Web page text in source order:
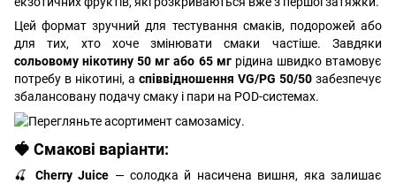
Цей формат зручний для тестування смаків, подорожей або
для тих, хто хоче змінювати смаки частіше. Завдяки
сольовому нікотину 50 мг або 65 мгрідина швидко втамовує
потребу в нікотині, а співвідношення VG/PG 50/50 забезпечує
збалансовану подачу смаку і пари на POD-системах.
🍓 Смакові варіанти:
🍒 Cherry Juice — солодка й насичена вишня, яка залишає